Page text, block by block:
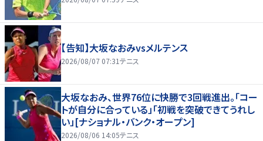
【告知】大坂なおみvsメルテンス
2026/08/07 07:31テニス
大坂なおみ、世界76位に快勝で3回戦進出。「コー
トが自分に合っている」「初戦を突破できてうれし
い」[ナショナル・バンク・オープン]
2026/08/06 14:05テニス